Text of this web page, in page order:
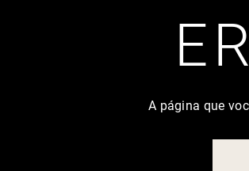
A página que